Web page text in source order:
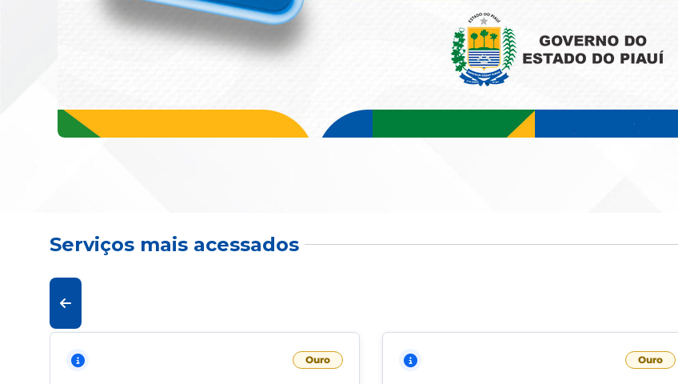
Serviços mais acessados
Ouro Ouro